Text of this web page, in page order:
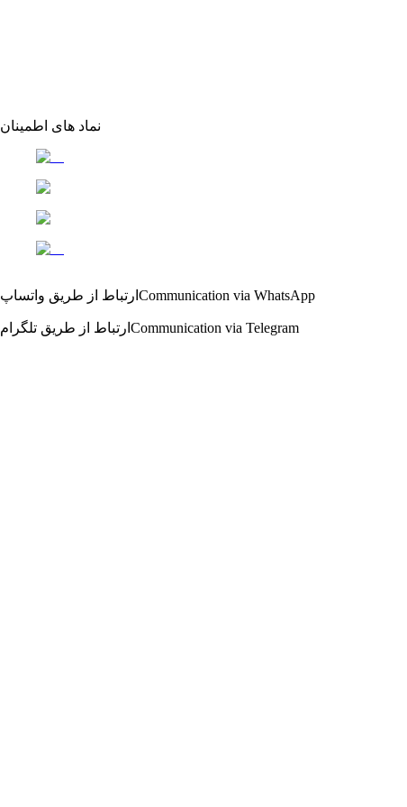
نماد های اطمینان
ارتباط از طریق واتساپ Communication via WhatsApp
ارتباط از طریق تلگرام Communication via Telegram